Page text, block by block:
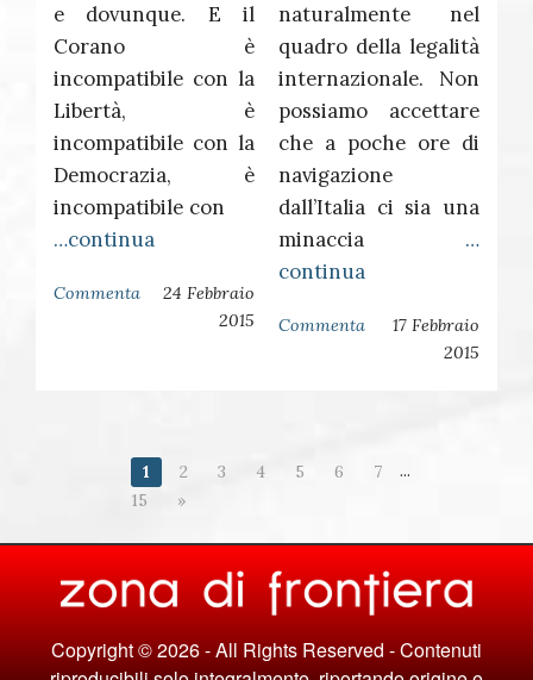
e dovunque. E il
Corano è
incompatibile con la
Libertà, è
incompatibile con la
Democrazia, è
incompatibile con
…continua
Commenta
24 Febbraio
2015
naturalmente nel
quadro della legalità
internazionale. Non
possiamo accettare
che a poche ore di
navigazione
dall’Italia ci sia una
minaccia
…
continua
Commenta
17 Febbraio
2015
1 2 3 4 5 6 7
...
15
»
Copyright © 2026 - All Rights Reserved - Contenuti